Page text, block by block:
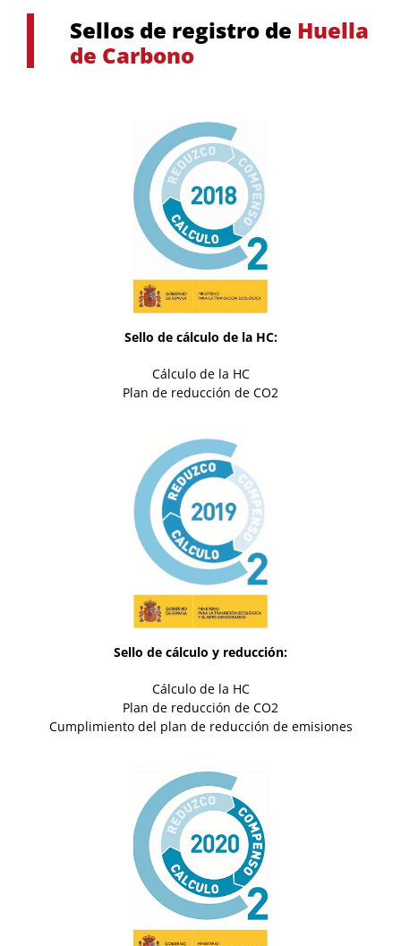
Sellos de registro de Huella
de Carbono
Sello de cálculo de la HC:
Cálculo de la HC
Plan de reducción de CO2
Sello de cálculo y reducción:
Cálculo de la HC
Plan de reducción de CO2
Cumplimiento del plan de reducción de emisiones